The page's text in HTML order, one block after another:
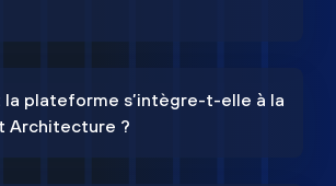
la plateforme s’intègre-t-elle à la
Architecture ?